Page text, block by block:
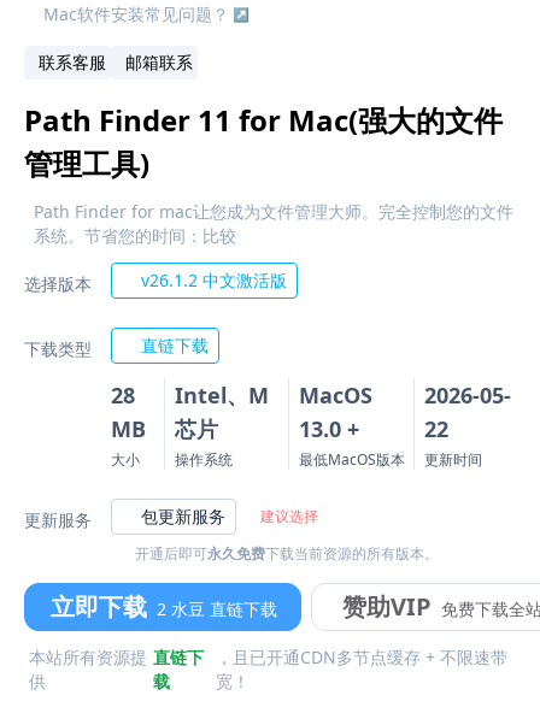
Mac软件安装常见问题？
联系客服 邮箱联系
Path Finder 11 for Mac(强大的文件
管理工具)
Path Finder for mac让您成为文件管理大师。完全控制您的文件
系统。节省您的时间：比较
选择版本 v26.1.2 中文激活版
下载类型 直链下载
28
MB
大小
Intel、M
芯片
操作系统
MacOS
13.0 +
最低MacOS版本
2026-05-
22
更新时间
更新服务 包更新服务
建议选择
开通后即可永久免费下载当前资源的所有版本。
立即下载 2 水豆 直链下载 赞助VIP 免费下载全
本站所有资源提
供
直链下
载
，且已开通CDN多节点缓存 + 不限速带
宽！